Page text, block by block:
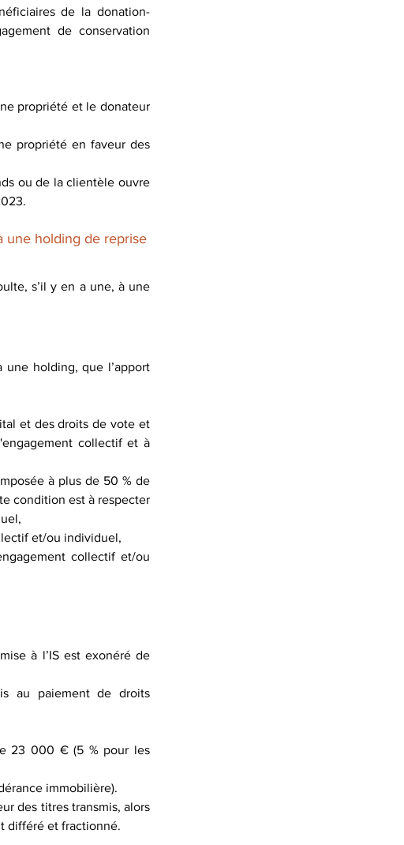
de la donation-
de conservation
propriété et le donateur
propriété en faveur des
ou de la clientèle ouvre
une holding de reprise
s’il y en a une, à une
une holding, que l’apport
et des droits de vote et
collectif et à
à plus de 50 % de
condition est à respecter
et/ou individuel,
collectif et/ou
à l’IS est exonéré de
au paiement de droits
23 000 € (5 % pour les
immobilière).
des titres transmis, alors
différé et fractionné.